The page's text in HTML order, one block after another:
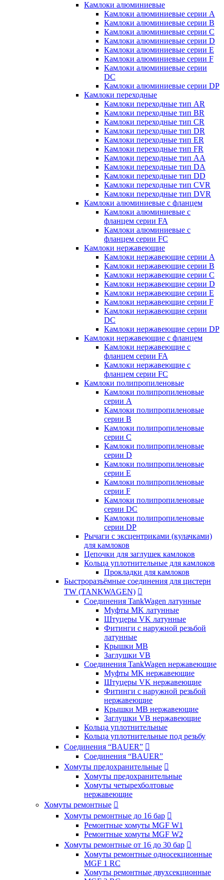
Камлоки алюминиевые
Камлоки алюминиевые серии А
Камлоки алюминиевые серии B
Камлоки алюминиевые серии C
Камлоки алюминиевые серии D
Камлоки алюминиевые серии E
Камлоки алюминиевые серии F
Камлоки алюминиевые серии
DC
Камлоки алюминиевые серии DP
Камлоки переходные
Камлоки переходные тип AR
Камлоки переходные тип BR
Камлоки переходные тип CR
Камлоки переходные тип DR
Камлоки переходные тип ER
Камлоки переходные тип FR
Камлоки переходные тип AA
Камлоки переходные тип DA
Камлоки переходные тип DD
Камлоки переходные тип CVR
Камлоки переходные тип DVR
Камлоки алюминиевые с фланцем
Камлоки алюминиевые с
фланцем серии FA
Камлоки алюминиевые с
фланцем серии FC
Камлоки нержавеющие
Камлоки нержавеющие серии А
Камлоки нержавеющие серии В
Камлоки нержавеющие серии C
Камлоки нержавеющие серии D
Камлоки нержавеющие серии E
Камлоки нержавеющие серии F
Камлоки нержавеющие серии
DC
Камлоки нержавеющие серии DP
Камлоки нержавеющие с фланцем
Камлоки нержавеющие с
фланцем серии FA
Камлоки нержавеющие с
фланцем серии FC
Камлоки полипропиленовые
Камлоки полипропиленовые
серии А
Камлоки полипропиленовые
серии B
Камлоки полипропиленовые
серии C
Камлоки полипропиленовые
серии D
Камлоки полипропиленовые
серии Е
Камлоки полипропиленовые
серии F
Камлоки полипропиленовые
серии DC
Камлоки полипропиленовые
серии DP
Рычаги с эксцентриками (кулачками)
для камлоков
Цепочки для заглушек камлоков
Кольца уплотнительные для камлоков
Прокладки для камлоков
Быстроразъёмные соединения для цистерн
TW (TANKWAGEN) 
Соединения TankWagen латунные
Муфты MK латунные
Штуцеры VK латунные
Фитинги с наружной резьбой
латунные
Крышки MB
Заглушки VB
Соединения TankWagen нержавеющие
Муфты MK нержавеющие
Штуцеры VK нержавеющие
Фитинги с наружной резьбой
нержавеющие
Крышки MB нержавеющие
Заглушки VB нержавеющие
Кольца уплотнительные
Кольца уплотнительные под резьбу
Соединения “BAUER” 
Соединения “BAUER”
Хомуты предохранительные 
Хомуты предохранительные
Хомуты четырехболтовые
нержавеющие
Хомуты ремонтные 
Хомуты ремонтные до 16 бар 
Ремонтные хомуты MGF W1
Ремонтные хомуты MGF W2
Хомуты ремонтные от 16 до 30 бар 
Хомуты ремонтные односекционные
MGF 1 RC
Хомуты ремонтные двухсекционные